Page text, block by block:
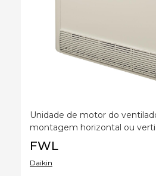
Unidade de motor do
montagem horizontal ou
FWL
Daikin